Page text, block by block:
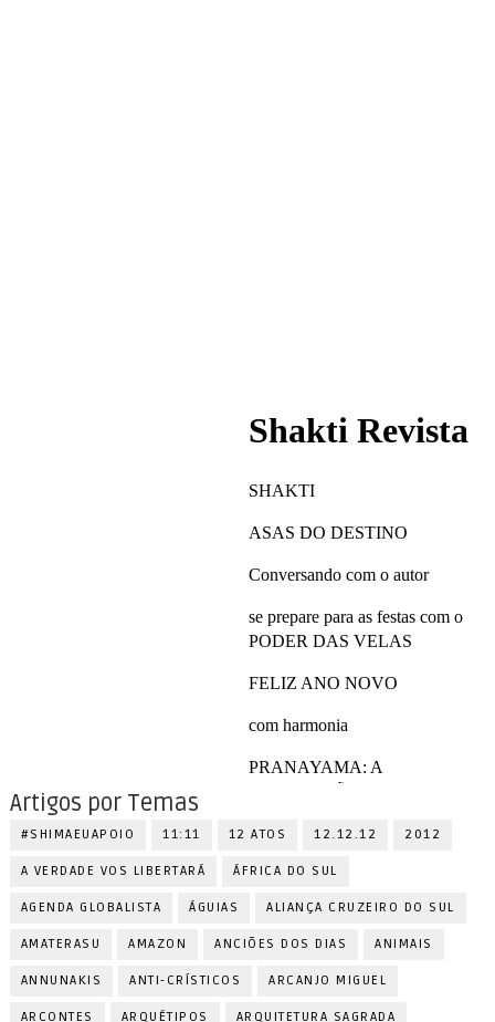
Artigos por Temas
#SHIMAEUAPOIO 11:11 12 ATOS 12.12.12 2012
A VERDADE VOS LIBERTARÁ ÁFRICA DO SUL
AGENDA GLOBALISTA ÁGUIAS ALIANÇA CRUZEIRO DO SUL
AMATERASU AMAZON ANCIÕES DOS DIAS ANIMAIS
ANNUNAKIS ANTI-CRÍSTICOS ARCANJO MIGUEL
ARCONTES ARQUÉTIPOS ARQUITETURA SAGRADA